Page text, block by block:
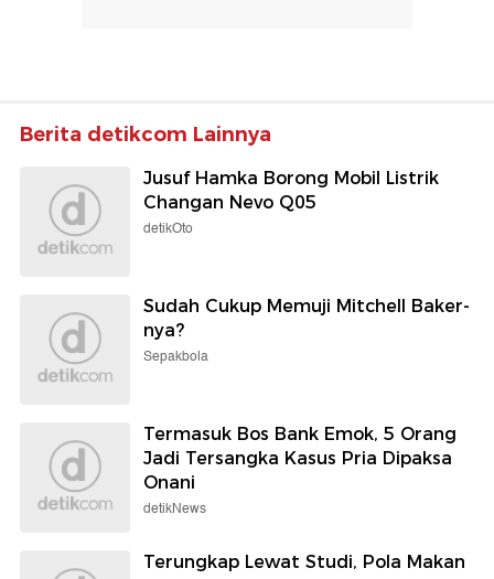
Berita detikcom Lainnya
Jusuf Hamka Borong Mobil Listrik
Changan Nevo Q05
detikOto
Sudah Cukup Memuji Mitchell Baker-
nya?
Sepakbola
Termasuk Bos Bank Emok, 5 Orang
Jadi Tersangka Kasus Pria Dipaksa
Onani
detikNews
Terungkap Lewat Studi, Pola Makan